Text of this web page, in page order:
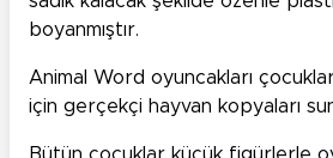
boyanmıştır.
Animal Word oyuncakları
için gerçekçi hayvan kopyaları